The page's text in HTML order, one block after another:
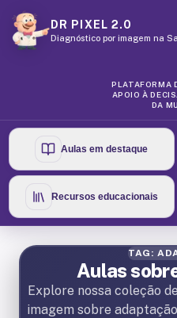
DR PIXEL 2.0
Diagnóstico por imagem na
PLATAFORMA
APOIO À
DA
Aulas em destaque
Recursos educacionais
TAG:
Aulas
Explore nossa coleção
imagem sobre